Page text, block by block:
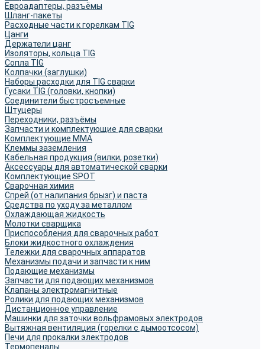
Евроадаптеры, разъёмы
Шланг-пакеты
Расходные части к горелкам TIG
Цанги
Держатели цанг
Изоляторы, кольца TIG
Сопла TIG
Колпачки (заглушки)
Наборы расходки для TIG сварки
Гусаки TIG (головки, кнопки)
Соединители быстросъемные
Штуцеры
Переходники, разъёмы
Запчасти и комплектующие для сварки
Комплектующие ММА
Клеммы заземления
Кабельная продукция (вилки, розетки)
Аксессуары для автоматической сварки
Комплектующие SPOT
Сварочная химия
Спрей (от налипания брызг) и паста
Средства по уходу за металлом
Охлаждающая жидкость
Молотки сварщика
Приспособления для сварочных работ
Блоки жидкостного охлаждения
Тележки для сварочных аппаратов
Механизмы подачи и запчасти к ним
Подающие механизмы
Запчасти для подающих механизмов
Клапаны электромагнитные
Ролики для подающих механизмов
Дистанционное управление
Машинки для заточки вольфрамовых электродов
Вытяжная вентиляция (горелки с дымоотсосом)
Печи для прокалки электродов
Термопеналы